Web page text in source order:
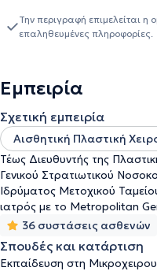
Στρατού (ΝΙΜΤΣ)
εφαρμογές της αισθητικής
ιδιωτικές κλινικές
και City Hospital Καλαμάτας.
Την περιγραφή επιμελείται
επαληθευμένες πληροφορίες.
Εμπειρία
Σχετική εμπειρία
Αισθητική Πλαστική
Τέως Διευθυντής της
Γενικού Στρατιωτικού
Ιδρύματος Μετοχικού
ιατρός με το Metropolitan
36 συστάσεις ασθενών
Σπουδές και κατάρτιση
Εκπαίδευση στη